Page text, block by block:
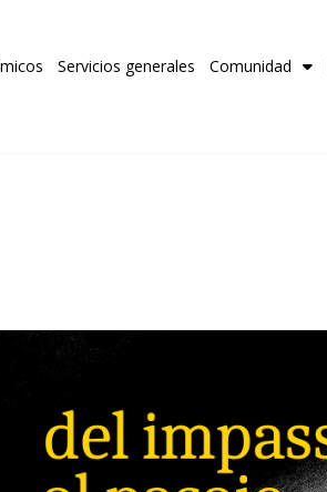
Servicios generales Comunidad